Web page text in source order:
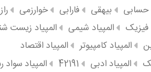
حسابی بیهقی فارابی خوارزمی
فیزیک المپیاد شیمی
المپیاد زیست
المپیاد کامپیوتر
المپیاد اقتصاد
المپیاد ادبی 42191
المپیاد سواد